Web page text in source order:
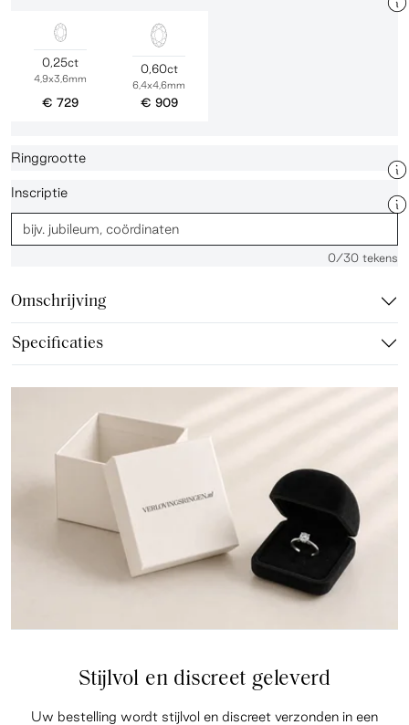
0,25ct
4,9x3,6mm
€ 729
0,60ct
6,4x4,6mm
€ 909
Ringgrootte
Inscriptie
0/30 tekens
Omschrijving
Specificaties
Stijlvol en discreet geleverd
Uw bestelling wordt stijlvol en discreet verzonden in een